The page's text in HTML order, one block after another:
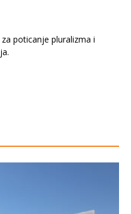
poticanje pluralizma i